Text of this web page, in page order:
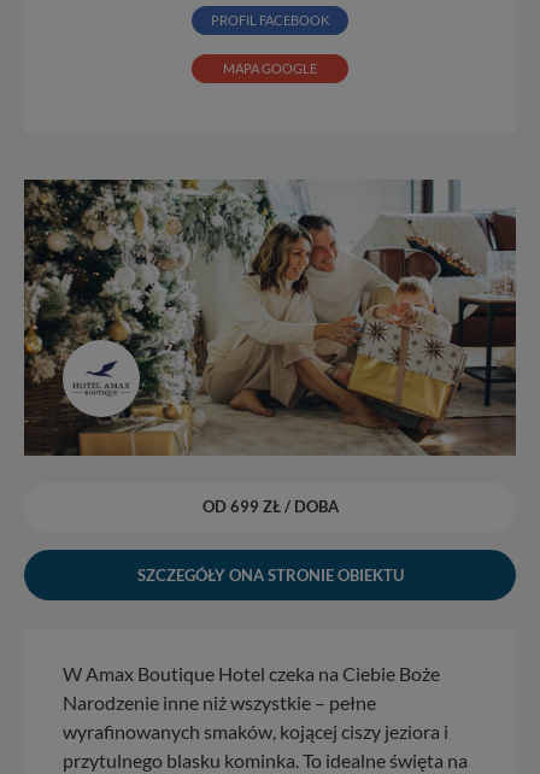
OD 699 ZŁ / DOBA
SZCZEGÓŁY ONA STRONIE OBIEKTU
W Amax Boutique Hotel czeka na Ciebie Boże
Narodzenie inne niż wszystkie – pełne
wyrafinowanych smaków, kojącej ciszy jeziora i
przytulnego blasku kominka. To idealne święta na
PROFIL FACEBOOK
MAPA GOOGLE